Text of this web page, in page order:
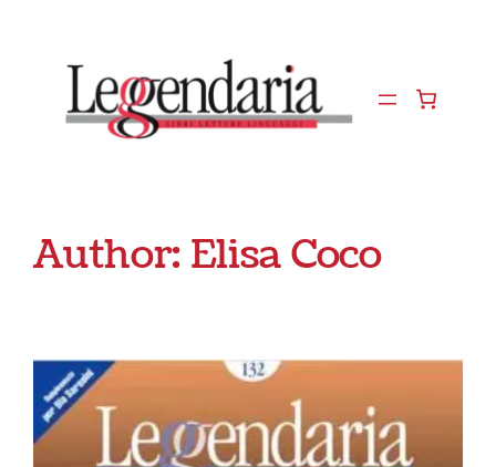
contenuto
Author:Elisa Coco